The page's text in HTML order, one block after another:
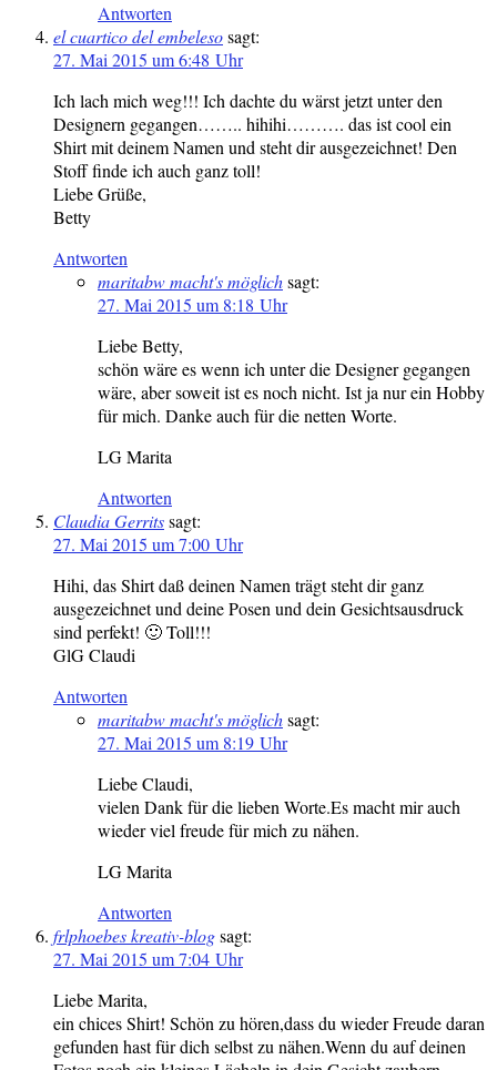
Antworten
el cuartico del embelesosagt:
27. Mai 2015 um 6:48 Uhr
Ich lach mich weg!!! Ich dachte du wärst jetzt unter den
Designern gegangen…….. hihihi………. das ist cool ein
Shirt mit deinem Namen und steht dir ausgezeichnet! Den
Stoff finde ich auch ganz toll!
Liebe Grüße,
Betty
Antworten
maritabw macht's möglichsagt:
27. Mai 2015 um 8:18 Uhr
Liebe Betty,
schön wäre es wenn ich unter die Designer gegangen
wäre, aber soweit ist es noch nicht. Ist ja nur ein Hobby
für mich. Danke auch für die netten Worte.
LG Marita
Antworten
Claudia Gerritssagt:
27. Mai 2015 um 7:00 Uhr
Hihi, das Shirt daß deinen Namen trägt steht dir ganz
ausgezeichnet und deine Posen und dein Gesichtsausdruck
sind perfekt! 🙂 Toll!!!
GlG Claudi
Antworten
maritabw macht's möglichsagt:
27. Mai 2015 um 8:19 Uhr
Liebe Claudi,
vielen Dank für die lieben Worte.Es macht mir auch
wieder viel freude für mich zu nähen.
LG Marita
Antworten
frlphoebes kreativ-blogsagt:
27. Mai 2015 um 7:04 Uhr
Liebe Marita,
ein chices Shirt! Schön zu hören,dass du wieder Freude daran
gefunden hast für dich selbst zu nähen.Wenn du auf deinen